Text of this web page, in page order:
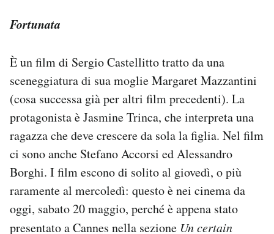
Fortunata
È un film di Sergio Castellitto tratto da una
sceneggiatura di sua moglie Margaret Mazzantini
(cosa successa già per altri film precedenti). La
protagonista è Jasmine Trinca, che interpreta una
ragazza che deve crescere da sola la figlia. Nel film
ci sono anche Stefano Accorsi ed Alessandro
Borghi. I film escono di solito al giovedì, o più
raramente al mercoledì: questo è nei cinema da
oggi, sabato 20 maggio, perché è appena stato
presentato a Cannes nella sezione Un certain